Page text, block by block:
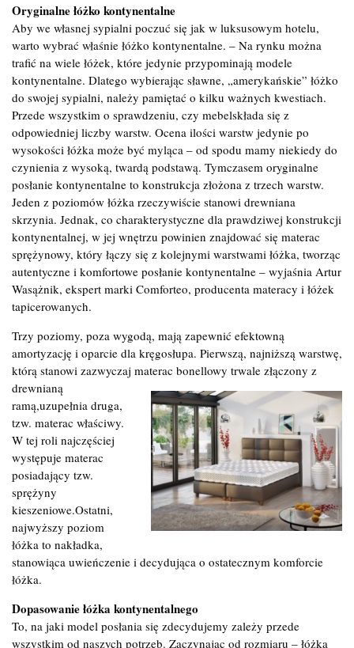
Oryginalne łóżko kontynentalne
Aby we własnej sypialni poczuć się jak w luksusowym hotelu,
warto wybrać właśnie łóżko kontynentalne. – Na rynku można
trafić na wiele łóżek, które jedynie przypominają modele
kontynentalne. Dlatego wybierając sławne, „amerykańskie” łóżko
do swojej sypialni, należy pamiętać o kilku ważnych kwestiach.
Przede wszystkim o sprawdzeniu, czy mebelskłada się z
odpowiedniej liczby warstw. Ocena ilości warstw jedynie po
wysokości łóżka może być myląca – od spodu mamy niekiedy do
czynienia z wysoką, twardą podstawą. Tymczasem oryginalne
posłanie kontynentalne to konstrukcja złożona z trzech warstw.
Jeden z poziomów łóżka rzeczywiście stanowi drewniana
skrzynia. Jednak, co charakterystyczne dla prawdziwej konstrukcji
kontynentalnej, w jej wnętrzu powinien znajdować się materac
sprężynowy, który łączy się z kolejnymi warstwami łóżka, tworząc
autentyczne i komfortowe posłanie kontynentalne – wyjaśnia Artur
Wasążnik, ekspert marki Comforteo, producenta materacy i łóżek
tapicerowanych.
Trzy poziomy, poza wygodą, mają zapewnić efektowną
amortyzację i oparcie dla kręgosłupa. Pierwszą, najniższą warstwę,
którą stanowi zazwyczaj materac bonellowy trwale złączony z
drewnianą
ramą,uzupełnia druga,
tzw. materac właściwy.
W tej roli najczęściej
występuje materac
posiadający tzw.
sprężyny
kieszeniowe.Ostatni,
najwyższy poziom
łóżka to nakładka,
stanowiąca uwieńczenie i decydująca o ostatecznym komforcie
łóżka.
Dopasowanie łóżka kontynentalnego
To, na jaki model posłania się zdecydujemy zależy przede
wszystkim od naszych potrzeb. Zaczynając od rozmiaru – łóżka